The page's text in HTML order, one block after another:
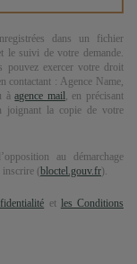
dans un fichier
le suivi de votre demande.
pouvez exercer votre droit
contactant : Agence Name,
àagence mail, en précisant
joignant la copie de votre
au démarchage
(bloctel.gouv.fr).
et les Conditions